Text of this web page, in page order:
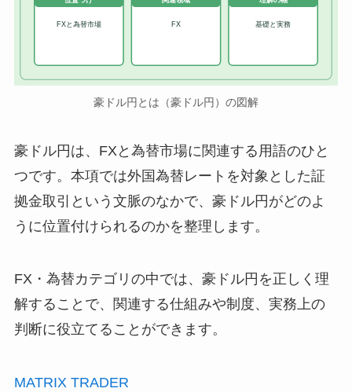
FXと為替市場 FX 基礎と実務
豪ドル円とは（豪ドル円）の図解
豪ドル円は、FXと為替市場に関連する用語のひと
つです。本項では外国為替レートを対象とした証
拠金取引という文脈のなかで、豪ドル円がどのよ
うに位置付けられるのかを整理します。
FX・為替カテゴリの中では、豪ドル円を正しく理
解することで、関連する仕組みや制度、実務上の
判断に役立てることができます。
MATRIX TRADER